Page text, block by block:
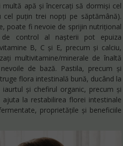
apă și încercați să dormiși cel
puțin trei nopți pe săptămână).
poate fi nevoie de sprijin nutrițional
de control al nașterii pot epuiza
B, C și E, precum și calciu,
multivitamine/minerale de înaltă
de bază. Pastila, precum și
flora intestinală bună, ducând la
și chefirul organic, precum și
la restabilirea florei intestinale
proprietățile și beneficiile